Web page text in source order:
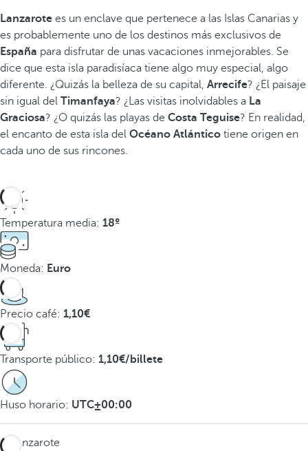
Lanzarote es un enclave que pertenece a las Islas Canarias y
es probablemente uno de los destinos más exclusivos de
España para disfrutar de unas vacaciones inmejorables. Se
dice que esta isla paradisíaca tiene algo muy especial, algo
diferente. ¿Quizás la belleza de su capital, Arrecife? ¿El paisaje
sin igual del Timanfaya? ¿Las visitas inolvidables a La
Graciosa? ¿O quizás las playas de Costa Teguise? En realidad,
el encanto de esta isla del Océano Atlántico tiene origen en
cada uno de sus rincones.
Temperatura media: 18º
Moneda: Euro
Precio café: 1,10€
Transporte público: 1,10€/billete
Huso horario: UTC±00:00